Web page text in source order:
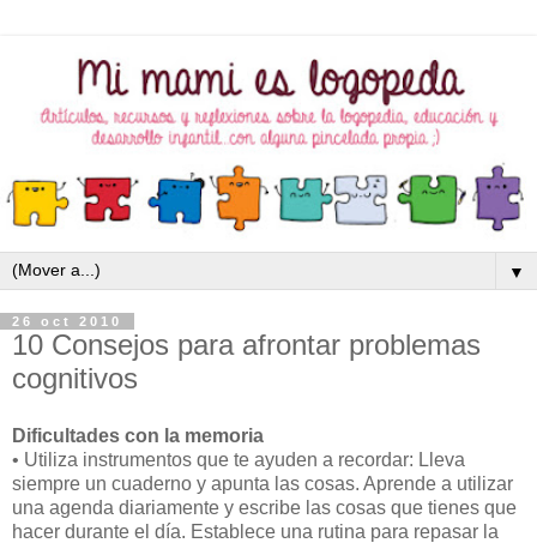
▼
26 oct 2010
10 Consejos para afrontar problemas
cognitivos
Dificultades con la memoria
• Utiliza instrumentos que te ayuden a recordar: Lleva
siempre un cuaderno y apunta las cosas. Aprende a utilizar
una agenda diariamente y escribe las cosas que tienes que
hacer durante el día. Establece una rutina para repasar la